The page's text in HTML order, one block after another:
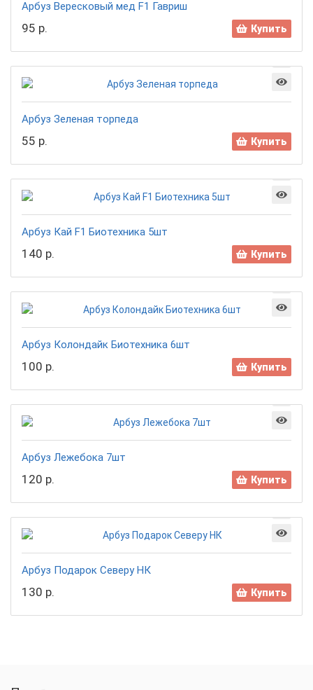
Арбуз Вересковый мед F1 Гавриш
95 р. Купить
Арбуз Зеленая торпеда
55 р. Купить
Арбуз Кай F1 Биотехника 5шт
140 р. Купить
Арбуз Колондайк Биотехника 6шт
100 р. Купить
Арбуз Лежебока 7шт
120 р. Купить
Арбуз Подарок Северу НК
130 р. Купить